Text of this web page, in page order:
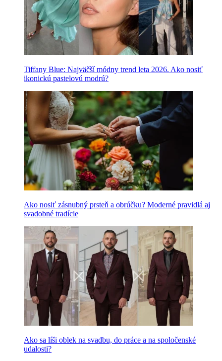
Tiffany Blue: Najväčší módny trend leta 2026. Ako nosiť
ikonickú pastelovú modrú?
Ako nosiť zásnubný prsteň a obrúčku? Moderné pravidlá aj
svadobné tradície
Ako sa líši oblek na svadbu, do práce a na spoločenské
udalosti?